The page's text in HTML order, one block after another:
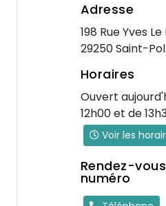
Adresse
198 Rue Yves
29250 Saint-
Horaires
Ouvert
12h00 et de
Voir les
Rendez-
numéro